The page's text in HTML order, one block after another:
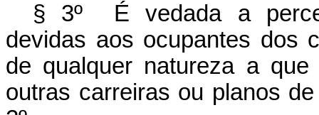
§ 3º É vedada a
devidas aos ocupantes dos
de qualquer natureza a
outras carreiras ou planos